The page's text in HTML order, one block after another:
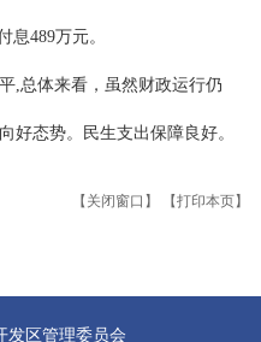
息489万元。
,总体来看，虽然财政运行仍
好态势。民生支出保障良好。
【关闭窗口】 【打印本页】
发区管理委员会